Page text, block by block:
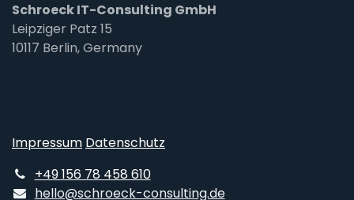
Schroeck IT-Consulting GmbH
Leipziger Patz 15
10117 Berlin, Germany
Impressum Datenschutz
+49 156 78 458 610
hello@schroeck-consulting.de